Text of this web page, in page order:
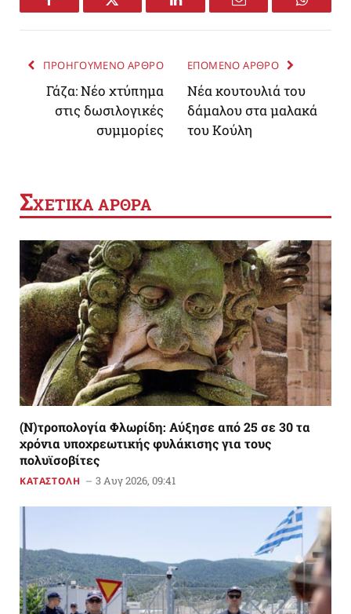
Facebook Twitter LinkedIn Email
ΠΡΟΗΓΟΥΜΕΝΟ ΑΡΘΡΟ
Γάζα: Νέο χτύπημα
στις δωσιλογικές
συμμορίες
ΕΠΟΜΕΝΟ ΑΡΘΡΟ
Νέα κουτουλιά του
δάμαλου στα μαλακά
του Κούλη
ΣΧΕΤΙΚΑ ΑΡΘΡΑ
(Ν)τροπολογία Φλωρίδη: Αύξησε από 25 σε 30 τα
χρόνια υποχρεωτικής φυλάκισης για τους
πολυϊσοβίτες
ΚΑΤΑΣΤΟΛΗ 3 Αυγ 2026, 09:41